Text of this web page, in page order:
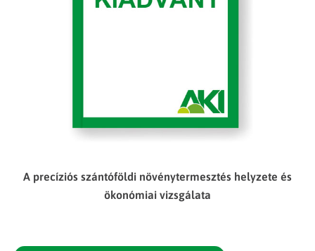
A precíziós szántóföldi növénytermesztés helyzete és
ökonómiai vizsgálata